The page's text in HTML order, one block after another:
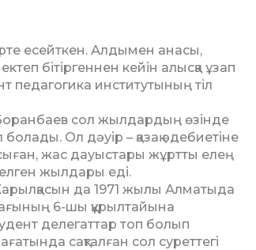
есейткен. Алдымен анасы,
бітір­ген­­нен кейін алысқа ұзап
инс­ти­тутының тіл
Боранбаев сол жылдардың өзінде
Ол дәуір – қазақ әдебиетіне
жас дауыстары жұртты елең
жылдары еді.
да 1971 жылы Алматыда
6-шы құрылтайына
делегаттар топ болып
сақталған сол суреттегі